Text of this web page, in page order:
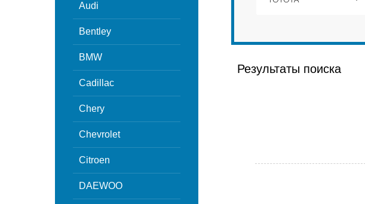
Audi
Bentley
BMW
Cadillac
Chery
Chevrolet
Citroen
DAEWOO
Результаты поиска